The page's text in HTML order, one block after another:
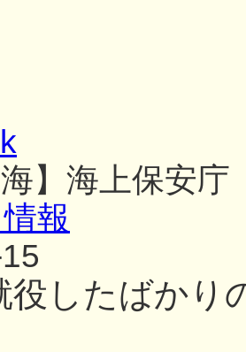
海】海上保安
報
役したばかり